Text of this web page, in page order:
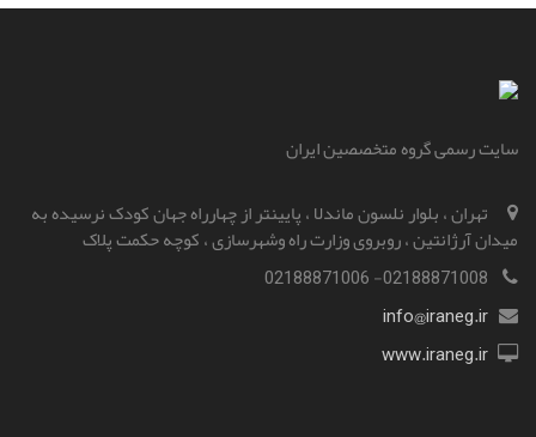
سایت رسمی گروه متخصصین ایران
تهران ، بلوار نلسون ماندلا ، پایینتر از چهارراه جهان کودک نرسیده به
میدان آرژانتین ، روبروی وزارت راه و‌شهرسازی ، کوچه حکمت پلاک
info@iraneg.ir
www.iraneg.ir